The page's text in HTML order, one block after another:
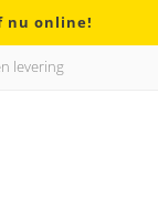
nu online!
levering